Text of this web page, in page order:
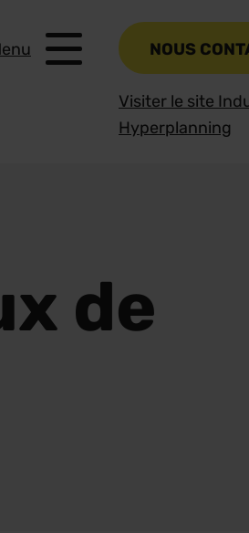
NOUS
Visiter le site
Hyperplanning
de